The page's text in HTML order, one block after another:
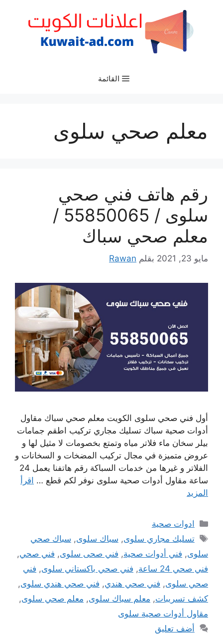
القائمة
معلم صحي سلوى
رقم هاتف فني صحي
سلوى / 55850065 /
معلم صحي سباك
مايو 23, 2021 بقلم Rawan
أول فني صحي سلوى الكويت معلم صحي سباك مقاول
أدوات صحية سباك تسليك مجاري تركيب اطقم جمامات
بيلر سخان ماء فلاتر مياه وتمتع بخصومات لا مثيل لها و
عروض متميزة في مجال تركيب المضخات و السخانات و
الفلاتر و غيرها من خدمات السباكة رقم هاتفنا يعمل 24
ساعة مقاول أدوات صحية سلوى نوفر لكم قطع … اقرأ
المزيد
التصنيفات
ادوات صحية
الوسوم
تسليك مجاري سلوى, سباك سلوى, سباك صحي
سلوى, فني أدوات صحية, فني صحى سلوى, فني صحي,
فني صحي 24 ساعة
, فني صحي باكستاني سلوى, فني
صحي سلوى, فني صحي هندي, فني صحي هندي سلوى,
كشف تسريبات, معلم سباك سلوى, معلم صحي سلوى,
مقاول أدوات صحية سلوى
أضف تعليق